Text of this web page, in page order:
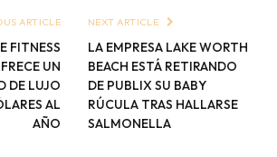
ARTICLE
FITNESS
UN
DE LUJO
AL
AÑO
NEXT ARTICLE
LA EMPRESA LAKE WORTH
BEACH ESTÁ RETIRANDO
DE PUBLIX SU BABY
RÚCULA TRAS HALLARSE
SALMONELLA